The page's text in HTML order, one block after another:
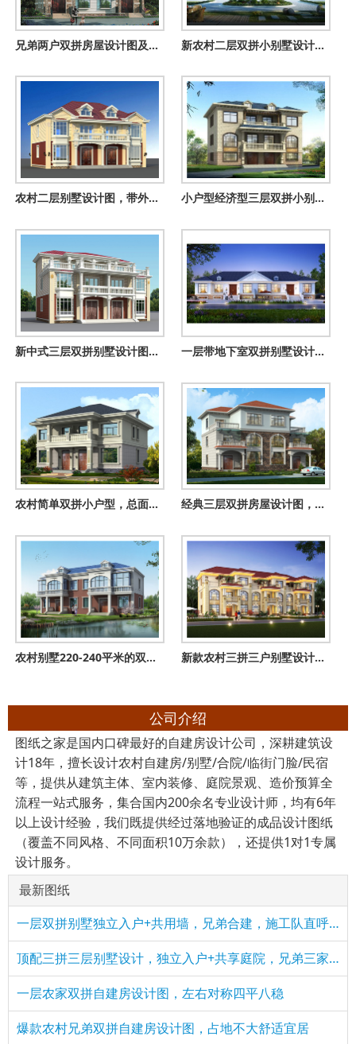
兄弟两户双拼房屋设计图及外观图片，户型合理 新农村二层双拼小别墅设计图，开间22米的现代房屋图纸设计
农村二层别墅设计图，带外观效果图，兄弟自建推荐 小户型经济型三层双拼小别墅施工设计图纸，单户100平内
新中式三层双拼别墅设计图，外观图片美观、大气 一层带地下室双拼别墅设计图，理想乡村生活的标配
农村简单双拼小户型，总面积190平方米，合理的利用了每一个空间 经典三层双拼房屋设计图，带效果图，户型好，单户面积120
农村别墅220-240平米的双拼自建房设计图，屋顶带老虎窗 新款农村三拼三户别墅设计图及效果图三层户型，外观靓丽新颖
公司介绍
图纸之家是国内口碑最好的自建房设计公司，深耕建筑设
计18年，擅长设计农村自建房/别墅/合院/临街门脸/民宿
等，提供从建筑主体、室内装修、庭院景观、造价预算全
流程一站式服务，集合国内200余名专业设计师，均有6年
以上设计经验，我们既提供经过落地验证的成品设计图纸
（覆盖不同风格、不同面积10万余款），还提供1对1专属
设计服务。
最新图纸
一层双拼别墅独立入户+共用墙，兄弟合建，施工队直呼太省料
顶配三拼三层别墅设计，独立入户+共享庭院，兄弟三家共享奢华
一层农家双拼自建房设计图，左右对称四平八稳
爆款农村兄弟双拼自建房设计图，占地不大舒适宜居